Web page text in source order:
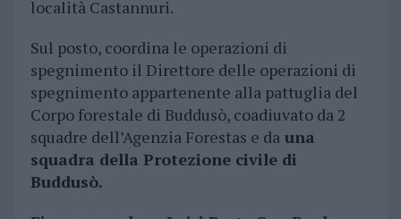
località Castannuri.
Sul posto, coordina le operazioni di
spegnimento il Direttore delle operazioni di
spegnimento appartenente alla pattuglia del
Corpo forestale di Buddusò, coadiuvato da 2
squadre dell’Agenzia Forestas e dauna
squadra della Protezione civile di
Buddusò.